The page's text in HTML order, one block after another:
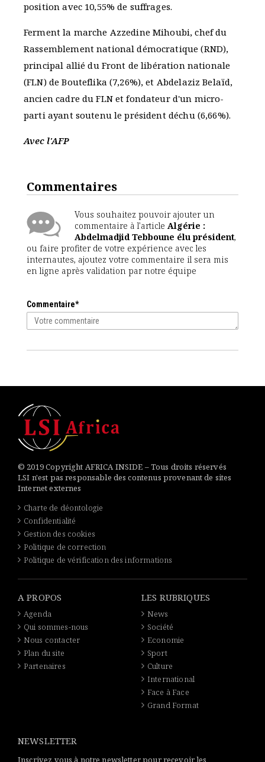
position avec 10,55% de suffrages.
Ferment la marche Azzedine Mihoubi, chef du
Rassemblement national démocratique (RND),
principal allié du Front de libération nationale
(FLN) de Bouteflika (7,26%), et Abdelaziz Belaïd,
ancien cadre du FLN et fondateur d'un micro-
parti ayant soutenu le président déchu (6,66%).
Avec l'AFP
Commentaires
Vous souhaitez pouvoir ajouter un
commentaire à l'article Algérie :
Abdelmadjid Tebboune élu président,
ou faire profiter de votre expérience avec les
internautes, ajoutez votre commentaire il sera mis
en ligne après validation par notre équipe
Commentaire*
© 2019 Copyright AFRICA INSIDE – Tous droits réservés
LSI n'est pas responsable des contenus provenant de sites
Internet externes
Charte de déontologie
Confidentialité
Gestion des cookies
Politique de correction
Politique de vérification des informations
A PROPOS
Agenda
Qui sommes-nous
Nous contacter
Plan du site
Partenaires
LES RUBRIQUES
News
Société
Economie
Sport
Culture
International
Face à Face
Grand Format
NEWSLETTER